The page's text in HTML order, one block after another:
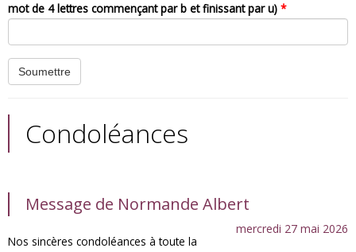
mot de 4 lettres commençant par b et finissant par u) *
Condoléances
Message de Normande Albert
mercredi 27 mai 2026
Nos sincères condoléances à toute la